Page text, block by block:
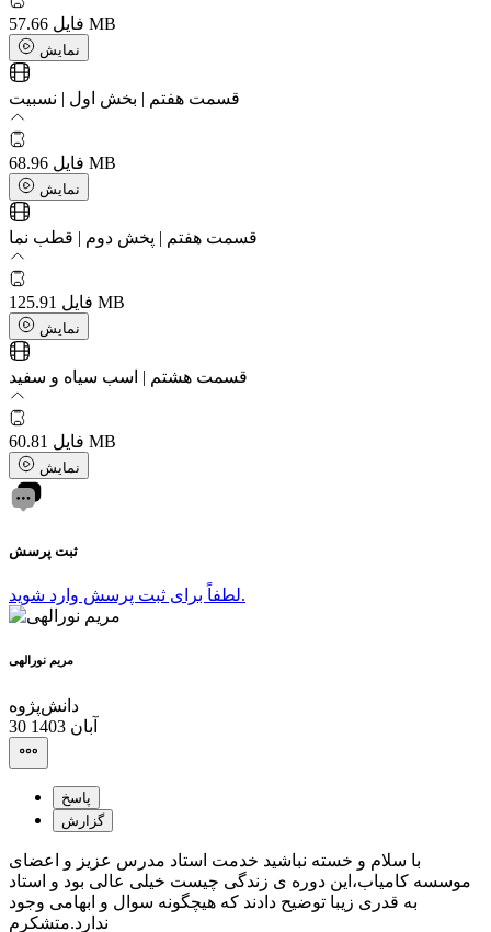
فایل 57.66 MB
نمایش
قسمت هفتم | بخش اول | نسبیت
فایل 68.96 MB
نمایش
قسمت هفتم | پخش دوم | قطب نما
فایل 125.91 MB
نمایش
قسمت هشتم | اسب سیاه و سفید
فایل 60.81 MB
نمایش
ثبت پرسش
لطفاً برای ثبت پرسش وارد شوید.
مریم نورالهی
دانش‌پژوه
30 آبان 1403
پاسخ
گزارش
با سلام و خسته نباشید خدمت استاد مدرس عزیز و اعضای
موسسه کامیاب،این دوره ی زندگی چیست خیلی عالی بود و استاد
به قدری زیبا توضیح دادند که هیچگونه سوال و ابهامی وجود
ندارد.متشکرم